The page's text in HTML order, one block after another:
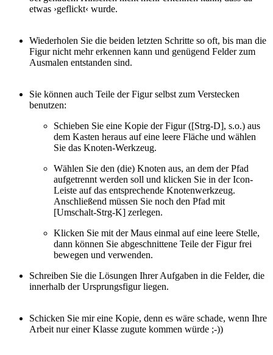
etwas ›geflickt‹ wurde.
Wiederholen Sie die beiden letzten Schritte so oft, bis man die
Figur nicht mehr erkennen kann und genügend Felder zum
Ausmalen entstanden sind.
Sie können auch Teile der Figur selbst zum Verstecken
benutzen:
Schieben Sie eine Kopie der Figur ([Strg-D], s.o.) aus
dem Kasten heraus auf eine leere Fläche und wählen
Sie das Knoten-Werkzeug.
Wählen Sie den (die) Knoten aus, an dem der Pfad
aufgetrennt werden soll und klicken Sie in der Icon-
Leiste auf das entsprechende Knotenwerkzeug.
Anschließend müssen Sie noch den Pfad mit
[Umschalt-Strg-K] zerlegen.
Klicken Sie mit der Maus einmal auf eine leere Stelle,
dann können Sie abgeschnittene Teile der Figur frei
bewegen und verwenden.
Schreiben Sie die Lösungen Ihrer Aufgaben in die Felder, die
innerhalb der Ursprungsfigur liegen.
Schicken Sie mir eine Kopie, denn es wäre schade, wenn Ihre
Arbeit nur einer Klasse zugute kommen würde ;-))